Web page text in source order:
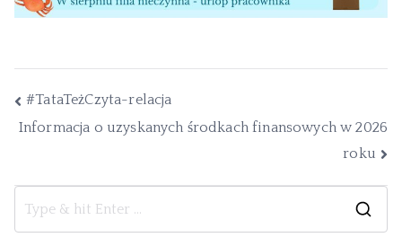
#TataTeżCzyta-relacja
Informacja o uzyskanych środkach finansowych w 2026
roku